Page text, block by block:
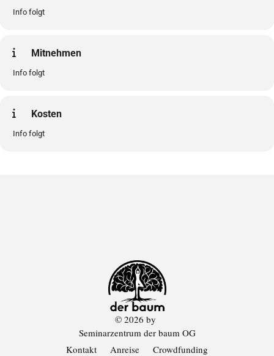
Info folgt
Mitnehmen
Info folgt
Kosten
Info folgt
Kontakt Anreise Crowdfunding
© 2026 by
Seminarzentrum der baum OG